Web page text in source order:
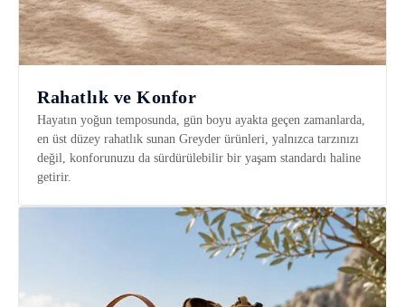
Rahatlık ve Konfor
Hayatın yoğun temposunda, gün boyu ayakta geçen zamanlarda,
en üst düzey rahatlık sunan Greyder ürünleri, yalnızca tarzınızı
değil, konforunuzu da sürdürülebilir bir yaşam standardı haline
getirir.